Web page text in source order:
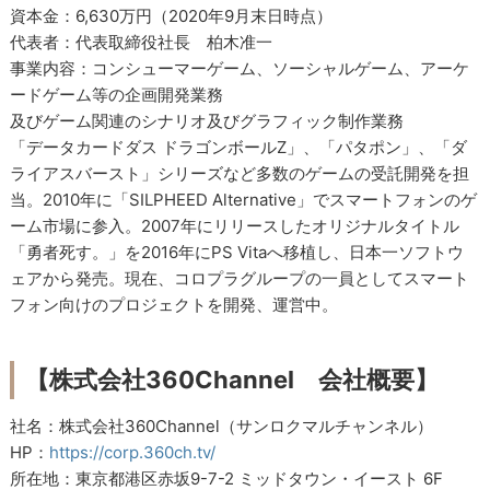
資本金：6,630万円（2020年9月末日時点）
代表者：代表取締役社長 柏木准一
事業内容：コンシューマーゲーム、ソーシャルゲーム、アーケ
ードゲーム等の企画開発業務
及びゲーム関連のシナリオ及びグラフィック制作業務
「データカードダス ドラゴンボールZ」、「パタポン」、「ダ
ライアスバースト」シリーズなど多数のゲームの受託開発を担
当。2010年に「SILPHEED Alternative」でスマートフォンのゲ
ーム市場に参入。2007年にリリースしたオリジナルタイトル
「勇者死す。」を2016年にPS Vitaへ移植し、日本一ソフトウ
ェアから発売。現在、コロプラグループの一員としてスマート
フォン向けのプロジェクトを開発、運営中。
【株式会社360Channel 会社概要】
社名：株式会社360Channel（サンロクマルチャンネル）
HP： https://corp.360ch.tv/
所在地：東京都港区赤坂9-7-2 ミッドタウン・イースト 6F